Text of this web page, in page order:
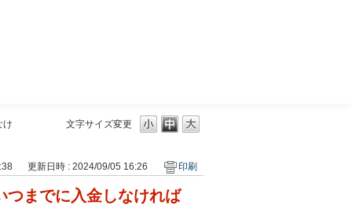
文字サイズ変更
け
更新日時 : 2024/09/05 16:26 印刷
までに入金しなければ